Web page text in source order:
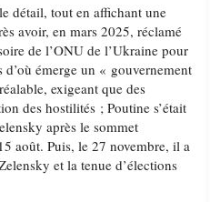
détail, tout en affichant une
avoir, en mars 2025, réclamé
de l’ONU de l’Ukraine pour
émerge un « gouvernement
exigeant que des
des hostilités ; Poutine s’était
après le sommet
août. Puis, le 27 novembre, il a
et la tenue d’élections